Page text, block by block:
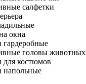
салфетки
окна
головы животных
костюмов
напольные